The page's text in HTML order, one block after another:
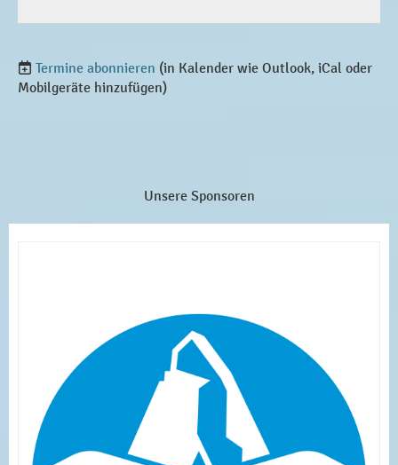
Termine abonnieren (in Kalender wie Outlook, iCal oder
Mobilgeräte hinzufügen)
Unsere Sponsoren